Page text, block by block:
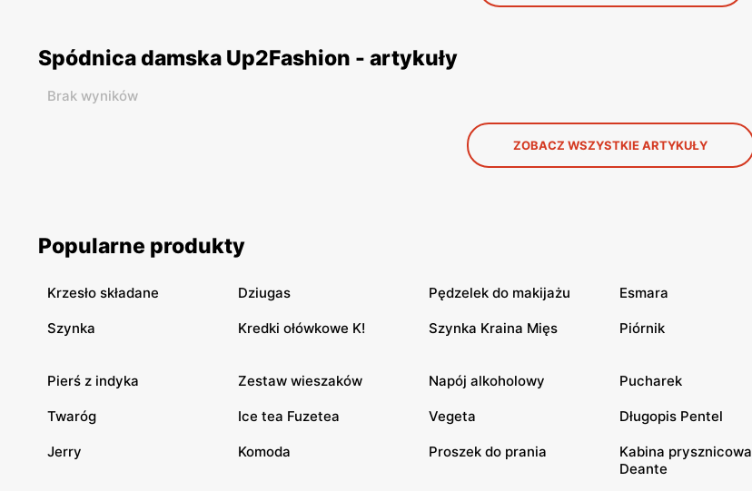
Spódnica damska Up2Fashion - artykuły
Brak wyników
ZOBACZ WSZYSTKIE ARTYKUŁY
Popularne produkty
Krzesło składane Dziugas Pędzelek do makijażu Esmara
Szynka Kredki ołówkowe K! Szynka Kraina Mięs Piórnik
Pierś z indyka Zestaw wieszaków Napój alkoholowy Pucharek
Twaróg Ice tea Fuzetea Vegeta Długopis Pentel
Jerry Komoda Proszek do prania
Kabina prysznicowa
Deante